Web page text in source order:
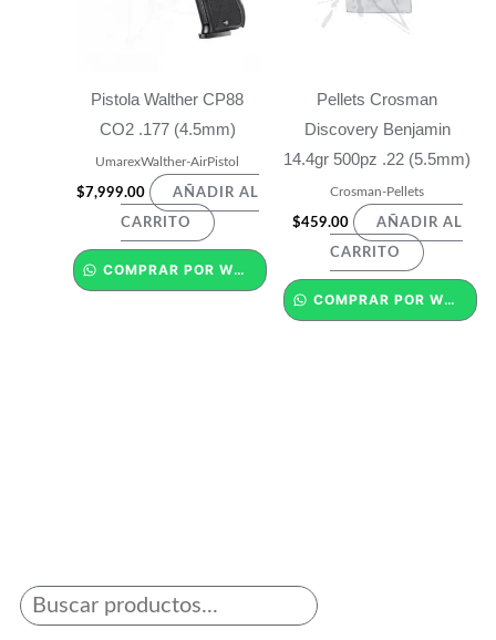
Pistola Walther CP88
CO2 .177 (4.5mm)
UmarexWalther-AirPistol
$7,999.00 AÑADIR AL
CARRITO
COMPRAR POR WHATSAPP
Pellets Crosman
Discovery Benjamin
14.4gr 500pz .22 (5.5mm)
Crosman-Pellets
$459.00 AÑADIR AL
CARRITO
COMPRAR POR WHATSAPP